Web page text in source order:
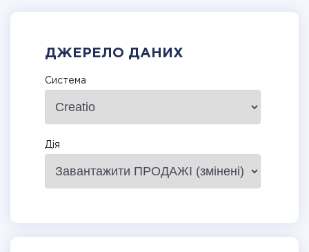
ДЖЕРЕЛО ДАНИХ
Система
Дія